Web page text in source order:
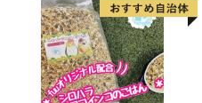
シ、海草等の採貝漁業がお
タイ等を対象とした一本釣
き網（棒受け網）漁業、タ
延べ縄漁業など、農林水産